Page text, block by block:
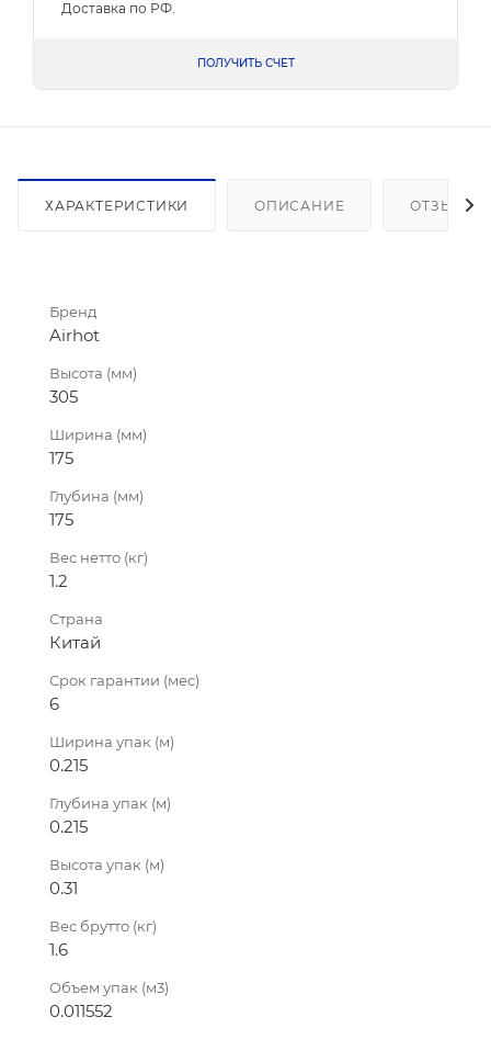
Доставка по РФ.
ПОЛУЧИТЬ СЧЕТ
ХАРАКТЕРИСТИКИ ОПИСАНИЕ ОТЗЫВЫ
Бренд
Airhot
Высота (мм)
305
Ширина (мм)
175
Глубина (мм)
175
Вес нетто (кг)
1.2
Страна
Китай
Срок гарантии (мес)
6
Ширина упак (м)
0.215
Глубина упак (м)
0.215
Высота упак (м)
0.31
Вес брутто (кг)
1.6
Объем упак (м3)
0.011552